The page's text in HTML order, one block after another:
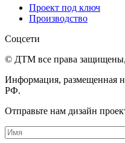
Проект под ключ
Производство
Соцсети
© ДТМ все права
Информация, размещенная
РФ.
Отправьте нам дизайн